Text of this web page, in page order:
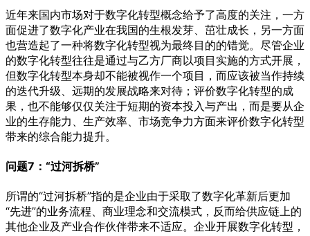
近年来国内市场对于数字化转型概念给予了高度的关注，一方
面促进了数字化产业在我国的生根发芽、茁壮成长，另一方面
也营造起了一种将数字化转型视为最终目的的错觉。尽管企业
的数字化转型往往是通过与乙方厂商以项目实施的方式开展，
但数字化转型本身却不能被视作一个项目，而应该被当作持续
的迭代升级、远期的发展战略来对待；评价数字化转型的成
果，也不能够仅仅关注于短期的资本投入与产出，而是要从企
业的生存能力、生产效率、市场竞争力方面来评价数字化转型
带来的综合能力提升。
问题7：“过河拆桥”
所谓的“过河拆桥”指的是企业由于采取了数字化革新后更加
“先进”的业务流程、商业理念和交流模式，反而给供应链上的
其他企业及产业合作伙伴带来不适应。企业开展数字化转型，